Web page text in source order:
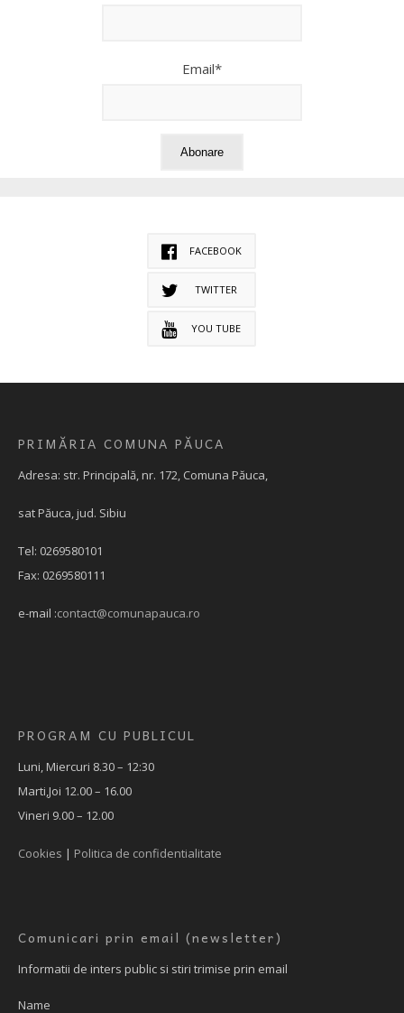
Email*
FACEBOOK
TWITTER
YOU TUBE
PRIMĂRIA COMUNA PĂUCA
Adresa: str. Principală, nr. 172, Comuna Păuca,
sat Păuca, jud. Sibiu
Tel: 0269580101
Fax: 0269580111
e-mail :contact@comunapauca.ro
PROGRAM CU PUBLICUL
Luni, Miercuri 8.30 – 12:30
Marti,Joi 12.00 – 16.00
Vineri 9.00 – 12.00
Cookies | Politica de confidentialitate
Comunicari prin email (newsletter)
Informatii de inters public si stiri trimise prin email
Name